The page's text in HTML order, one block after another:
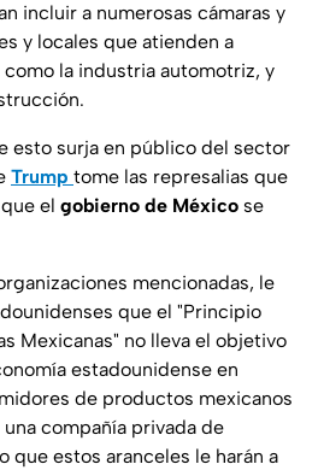
incluir a numerosas cámaras y
y locales que atienden a
la industria automotriz, y
esto surja en público del sector
Trump tome las represalias que
el gobierno de México se
mencionadas, le
que el "Principio
Mexicanas" no lleva el objetivo
estadounidense en
de productos mexicanos
una compañía privada de
que estos aranceles le harán a